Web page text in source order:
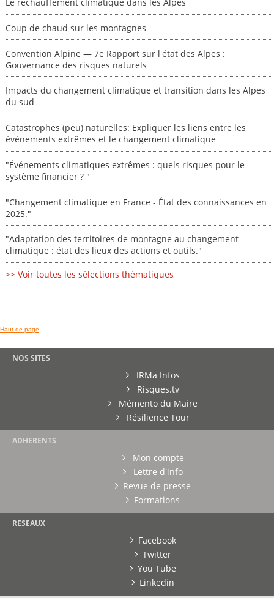
Coup de chaud sur les montagnes
Convention Alpine — 7e Rapport sur l'état des Alpes :
Gouvernance des risques naturels
Impacts du changement climatique et transition dans les Alpes
du sud
Catastrophes (peu) naturelles: Expliquer les liens entre les
événements extrêmes et le changement climatique
"Événements climatiques extrêmes : quels risques pour le
système financier ? "
"Changement climatique en France - État des connaissances en
2025."
"Adaptation des territoires de montagne au changement
climatique : état des lieux des actions et outils."
>> Voir toutes les sélections thématiques
Haut de page
NOS SITES
IRMa Infos
Risques.tv
Mémento du Maire
Résilience Tour
ADHERENTS
Mon compte
Lettre d'info
Revue de presse
Formations
RESEAUX
Facebook
Twitter
You Tube
Linkedin